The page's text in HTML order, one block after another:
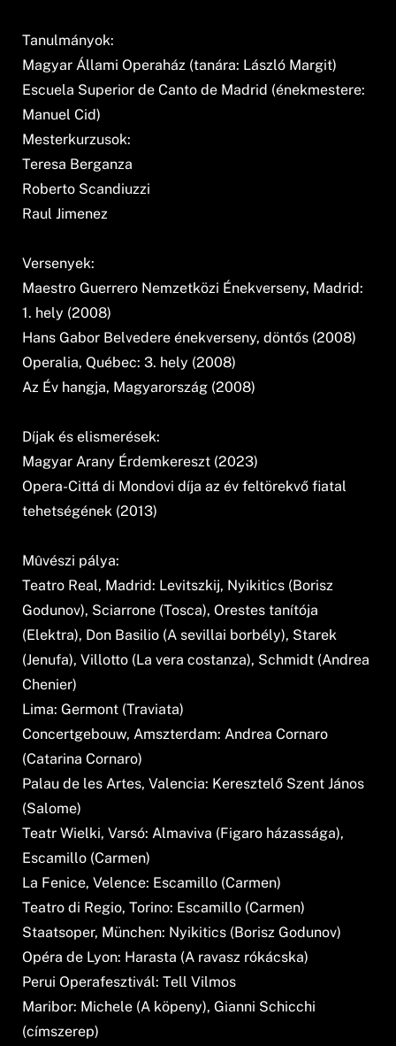
Tanulmányok:
Magyar Állami Operaház (tanára: László Margit)
Escuela Superior de Canto de Madrid (énekmestere:
Manuel Cid)
Mesterkurzusok:
Teresa Berganza
Roberto Scandiuzzi
Raul Jimenez
Versenyek:
Maestro Guerrero Nemzetközi Énekverseny, Madrid:
1. hely (2008)
Hans Gabor Belvedere énekverseny, döntős (2008)
Operalia, Québec: 3. hely (2008)
Az Év hangja, Magyarország (2008)
Díjak és elismerések:
Magyar Arany Érdemkereszt (2023)
Opera-Cittá di Mondovi díja az év feltörekvő fiatal
tehetségének (2013)
Mûvészi pálya:
Teatro Real, Madrid: Levitszkij, Nyikitics (Borisz
Godunov), Sciarrone (Tosca), Orestes tanítója
(Elektra), Don Basilio (A sevillai borbély), Starek
(Jenufa), Villotto (La vera costanza), Schmidt (Andrea
Chenier)
Lima: Germont (Traviata)
Concertgebouw, Amszterdam: Andrea Cornaro
(Catarina Cornaro)
Palau de les Artes, Valencia: Keresztelő Szent János
(Salome)
Teatr Wielki, Varsó: Almaviva (Figaro házassága),
Escamillo (Carmen)
La Fenice, Velence: Escamillo (Carmen)
Teatro di Regio, Torino: Escamillo (Carmen)
Staatsoper, München: Nyikitics (Borisz Godunov)
Opéra de Lyon: Harasta (A ravasz rókácska)
Perui Operafesztivál: Tell Vilmos
Maribor: Michele (A köpeny), Gianni Schicchi
(címszerep)